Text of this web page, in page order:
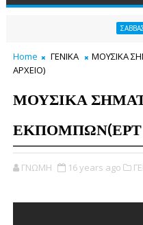
ΣΑΒΒΑΣ
Home ΓΕΝΙΚΑ
ΜΟΥΣΙΚΑ
ΑΡΧΕΙΟ)
ΜΟΥΣΙΚΑ
ΕΚΠΟΜΠΩΝ(ΕΡΤ
ΓΝΩΜΗ 16 years ago